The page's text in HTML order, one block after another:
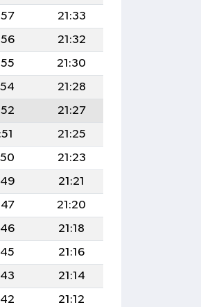
21:33
21:32
21:30
21:28
21:27
21:25
21:23
21:21
21:20
21:18
21:16
21:14
21:12